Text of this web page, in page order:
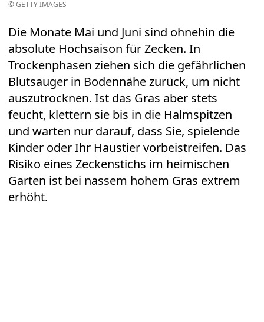
© GETTY IMAGES
Die Monate Mai und Juni sind ohnehin die
absolute Hochsaison für Zecken. In
Trockenphasen ziehen sich die gefährlichen
Blutsauger in Bodennähe zurück, um nicht
auszutrocknen. Ist das Gras aber stets
feucht, klettern sie bis in die Halmspitzen
und warten nur darauf, dass Sie, spielende
Kinder oder Ihr Haustier vorbeistreifen. Das
Risiko eines Zeckenstichs im heimischen
Garten ist bei nassem hohem Gras extrem
erhöht.